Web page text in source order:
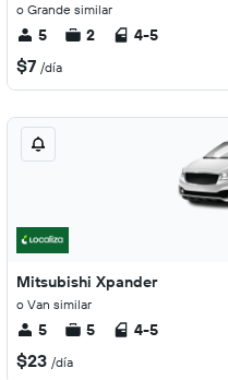
o Grande similar
5 2 4-5
$7 /día
Mitsubishi Xpander
o Van similar
5 5 4-5
$23 /día